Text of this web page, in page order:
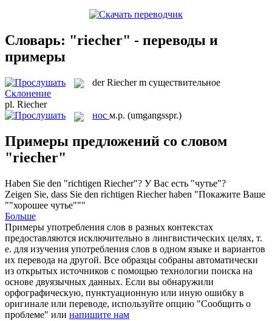
Словарь: "riecher" - переводы и
примеры
derRiecher m существительное
Склонение
pl. Riecher
нос м.р. (umgangsspr.)
Примеры предложений со словом
"riecher"
Haben Sie den "richtigen Riecher"? У Вас есть "чутье"?
Zeigen Sie, dass Sie den richtigen Riecherhaben "Покажите Ваше
""хорошее чутье"""
Больше
Примеры употребления слов в разных контекстах
предоставляются исключительно в лингвистических целях, т.
е. для изучения употребления слов в одном языке и вариантов
их перевода на другой. Все образцы собраны автоматически
из открытых источников с помощью технологии поиска на
основе двуязычных данных. Если вы обнаружили
орфографическую, пунктуационную или иную ошибку в
оригинале или переводе, используйте опцию "Сообщить о
проблеме" или напишите нам